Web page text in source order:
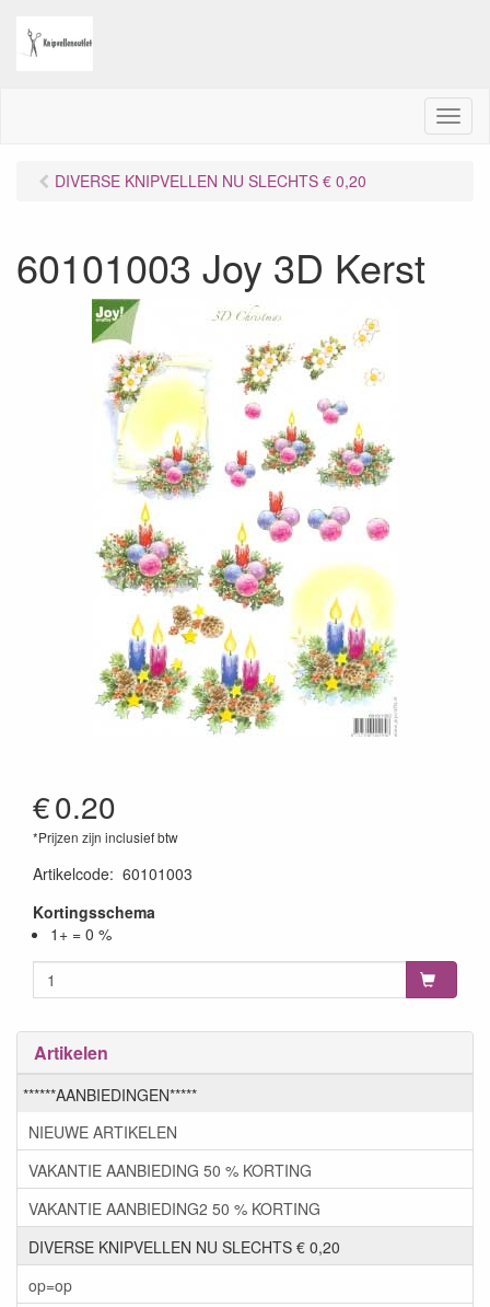
M
e
DIVERSE KNIPVELLEN NU SLECHTS € 0,20
60101003 Joy 3D Kerst
€0.20
*Prijzen zijn inclusief btw
Artikelcode: 60101003
Kortingsschema
1+ = 0 %
Artikelen
******AANBIEDINGEN*****
NIEUWE ARTIKELEN
VAKANTIE AANBIEDING 50 % KORTING
VAKANTIE AANBIEDING2 50 % KORTING
DIVERSE KNIPVELLEN NU SLECHTS € 0,20
op=op